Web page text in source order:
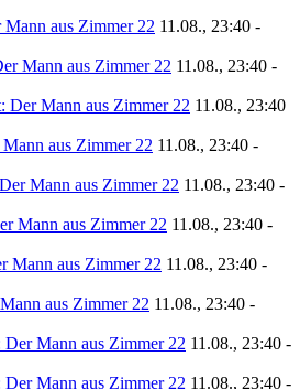
Mann aus Zimmer 22 11.08., 23:40 -
Mann aus Zimmer 22 11.08., 23:40 -
Der Mann aus Zimmer 22 11.08., 23:40
aus Zimmer 22 11.08., 23:40 -
Mann aus Zimmer 22 11.08., 23:40 -
Mann aus Zimmer 22 11.08., 23:40 -
Mann aus Zimmer 22 11.08., 23:40 -
aus Zimmer 22 11.08., 23:40 -
Der Mann aus Zimmer 22 11.08., 23:40 -
Der Mann aus Zimmer 22 11.08., 23:40 -